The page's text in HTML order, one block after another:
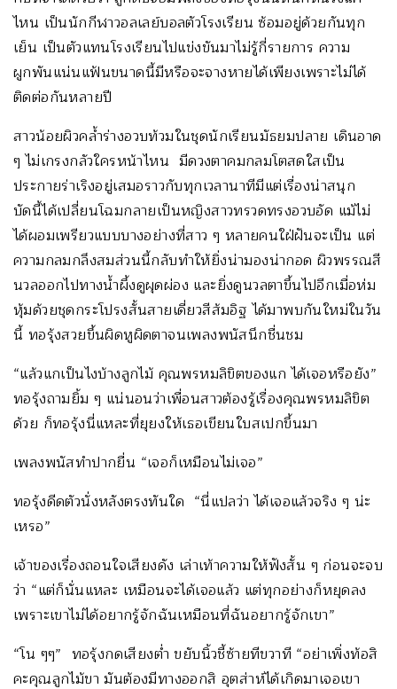
ไหน เป็นนักกีฬาวอลเลย์บอลตัวโรงเรียน ซ้อมอยู่ด้วยกันทุก
เย็น เป็นตัวแทนโรงเรียนไปแข่งขันมาไม่รู้กี่รายการ ความ
ผูกพันแน่นแฟ้นขนาดนี้มีหรือจะจางหายได้เพียงเพราะไม่ได้
ติดต่อกันหลายปี
สาวน้อยผิวคล้ำร่างอวบท้วมในชุดนักเรียนมัธยมปลาย เดินอาด
ๆ ไม่เกรงกลัวใครหน้าไหน มีดวงตาคมกลมโตสดใสเป็น
ประกายร่าเริงอยู่เสมอราวกับทุกเวลานาทีมีแต่เรื่องน่าสนุก
บัดนี้ได้เปลี่ยนโฉมกลายเป็นหญิงสาวทรวดทรงอวบอัด แม้ไม่
ได้ผอมเพรียวแบบบางอย่างที่สาว ๆ หลายคนใฝ่ฝันจะเป็น แต่
ความกลมกลึงสมส่วนนี้กลับทำให้ยิ่งน่ามองน่ากอด ผิวพรรณสี
นวลออกไปทางน้ำผึ้งดูผุดผ่อง และยิ่งดูนวลตาขึ้นไปอีกเมื่อห่ม
หุ้มด้วยชุดกระโปรงสั้นสายเดี่ยวสีส้มอิฐ ได้มาพบกันใหม่ในวัน
นี้ ทอรุ้งสวยขึ้นผิดหูผิดตาจนเพลงพนัสนึกชื่นชม
“แล้วแกเป็นไงบ้างลูกไม้ คุณพรหมลิขิตของแก ได้เจอหรือยัง”
ทอรุ้งถามยิ้ม ๆ แน่นอนว่าเพื่อนสาวต้องรู้เรื่องคุณพรหมลิขิต
ด้วย ก็ทอรุ้งนี่แหละที่ยุยงให้เธอเขียนใบสเปกขึ้นมา
เพลงพนัสทำปากยื่น “เจอก็เหมือนไม่เจอ”
ทอรุ้งดีดตัวนั่งหลังตรงทันใด “นี่แปลว่า ได้เจอแล้วจริง ๆ น่ะ
เหรอ”
เจ้าของเรื่องถอนใจเสียงดัง เล่าเท้าความให้ฟังสั้น ๆ ก่อนจะจบ
ว่า “แต่ก็นั่นแหละ เหมือนจะได้เจอแล้ว แต่ทุกอย่างก็หยุดลง
เพราะเขาไม่ได้อยากรู้จักฉันเหมือนที่ฉันอยากรู้จักเขา”
“โน ๆๆ” ทอรุ้งกดเสียงต่ำ ขยับนิ้วชี้ซ้ายทีขวาที “อย่าเพิ่งท้อสิ
คะคุณลูกไม้ขา มันต้องมีทางออกสิ อุตส่าห์ได้เกิดมาเจอเขา